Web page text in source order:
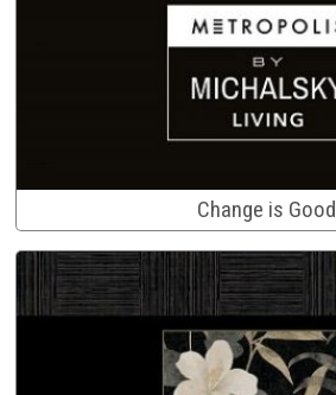
Change is Good